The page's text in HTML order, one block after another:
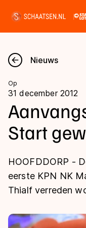
Nieuws
Kalender
Disciplines
Langebaan
Shorttrack
Uitslagen
Langebaan
Marathon
Tijden &
Ranglijsten
Nieuws
Op
31 december 2012
Start
HOOFDDORP -
eerste KPN NK
Thialf verreden